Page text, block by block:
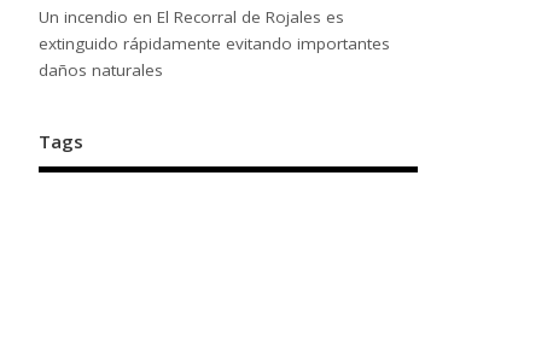
Un incendio en El Recorral de Rojales es
extinguido rápidamente evitando importantes
daños naturales
Tags